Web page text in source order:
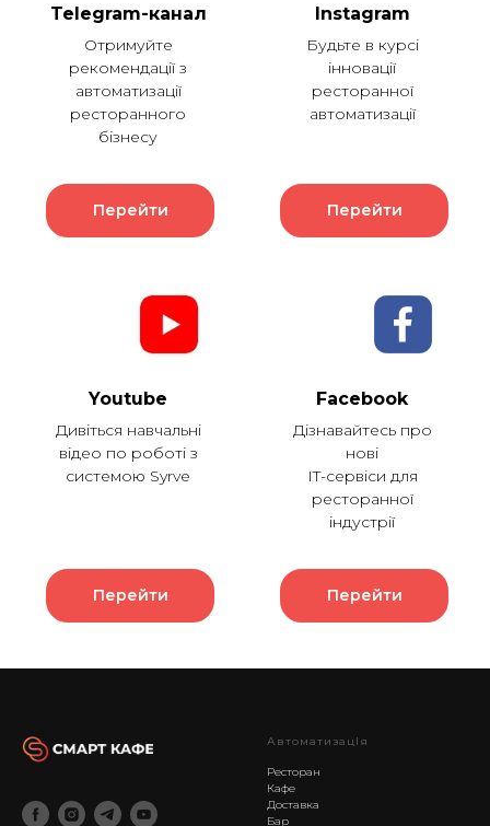
Telegram-канал
Отримуйте
рекомендації з
автоматизації
ресторанного
бізнесу
Перейти
Instagram
Будьте в курсі
інновації
ресторанної
автоматизації
Перейти
Youtube
Дивіться навчальні
відео по роботі з
системою Syrve
Перейти
Facebook
Дізнавайтесь про
нові
IT-сервіси для
ресторанної
індустрії
Перейти
АвтоматизацІя
Ресторан
Кафе
Доставка
Бар